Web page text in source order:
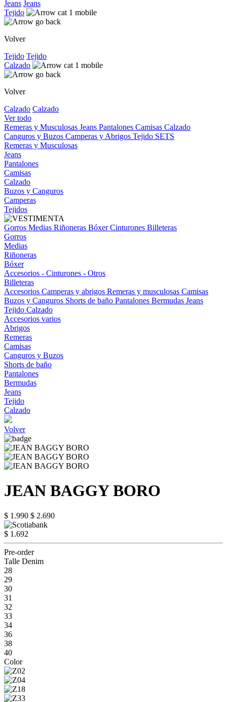
Jeans Jeans
Tejido
Volver
Tejido Tejido
Calzado
Volver
Calzado Calzado
Ver todo
Remeras y Musculosas Jeans Pantalones Camisas Calzado
Canguros y Buzos Camperas y Abrigos Tejido SETS
Remeras y Musculosas
Jeans
Pantalones
Camisas
Calzado
Buzos y Canguros
Camperas
Tejidos
Gorros Medias Riñoneras BóxerCinturones Billeteras
Gorros
Medias
Riñoneras
Bóxer
Accesorios - Cinturones - Otros
Billeteras
Accesorios Camperas y abrigos Remeras y musculosas Camisas
Buzos y Canguros Shorts de baño Pantalones Bermudas Jeans
Tejido Calzado
Accesorios varios
Abrigos
Remeras
Camisas
Canguros y Buzos
Shorts de baño
Pantalones
Bermudas
Jeans
Tejido
Calzado
Volver
JEAN BAGGY BORO
$ 1.990 $ 2.690
$ 1.692
Pre-order
Talle Denim
28
29
30
31
32
33
34
36
38
40
Color